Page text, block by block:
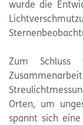
wurde die
Zum Schluss
Orten, um
spannt sich